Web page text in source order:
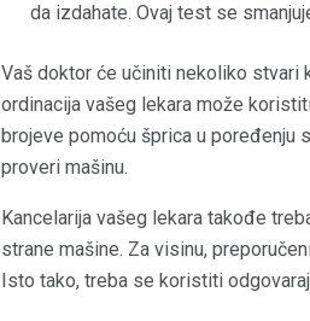
da izdahate. Ovaj test se
Vaš doktor će učiniti nekoliko stvari
ordinacija vašeg lekara može
brojeve pomoću šprica u poređenju
proveri mašinu.
Kancelarija vašeg lekara takođe
strane mašine. Za visinu,
Isto tako, treba se koristiti